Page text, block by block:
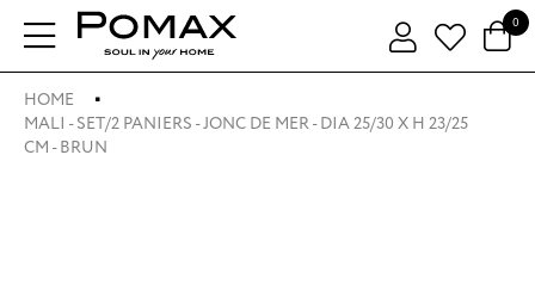
0
HOME
MALI - SET/2 PANIERS - JONC DE MER - DIA 25/30 X H 23/25
CM - BRUN